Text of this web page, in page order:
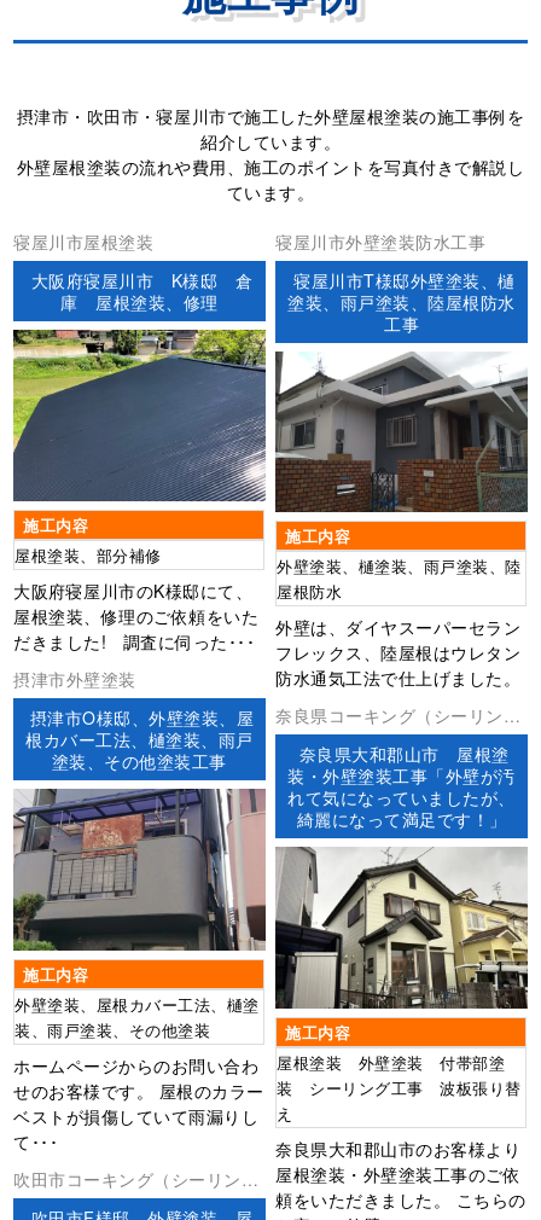
摂津市・吹田市・寝屋川市で施工した外壁屋根塗装の施工事例を
紹介しています。
外壁屋根塗装の流れや費用、施工のポイントを写真付きで解説し
ています。
寝屋川市屋根塗装
大阪府寝屋川市 K様邸 倉
庫 屋根塗装、修理
施工内容
屋根塗装、部分補修
大阪府寝屋川市のK様邸にて、
屋根塗装、修理のご依頼をいた
だきました! 調査に伺った･･･
寝屋川市外壁塗装防水工事
寝屋川市T様邸外壁塗装、樋
塗装、雨戸塗装、陸屋根防水
工事
施工内容
外壁塗装、樋塗装、雨戸塗装、陸
屋根防水
外壁は、ダイヤスーパーセラン
フレックス、陸屋根はウレタン
防水通気工法で仕上げました。
摂津市外壁塗装
摂津市O様邸、外壁塗装、屋
根カバー工法、樋塗装、雨戸
塗装、その他塗装工事
施工内容
外壁塗装、屋根カバー工法、樋塗
装、雨戸塗装、その他塗装
ホームページからのお問い合わ
せのお客様です。 屋根のカラー
ベストが損傷していて雨漏りし
て･･･
奈良県コーキング（シーリン
グ）外壁塗装屋根塗装屋根工事
防水工事
奈良県大和郡山市 屋根塗
装・外壁塗装工事「外壁が汚
れて気になっていましたが、
綺麗になって満足です！」
施工内容
屋根塗装 外壁塗装 付帯部塗
装 シーリング工事 波板張り替
え
奈良県大和郡山市のお客様より
屋根塗装・外壁塗装工事のご依
頼をいただきました。 こちらの
吹田市コーキング（シーリン
グ）外壁塗装屋根塗装